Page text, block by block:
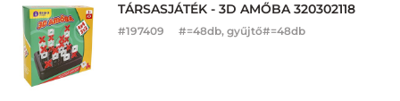
TÁRSASJÁTÉK - 3D AMŐBA 320302118
#197409 #=48db, gyűjtő#=48db